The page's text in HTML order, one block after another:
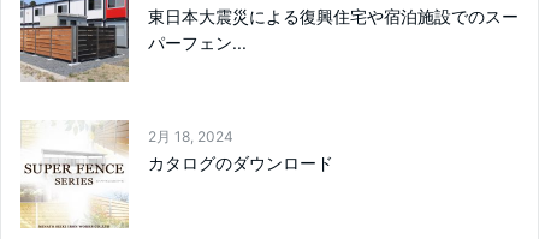
東日本大震災による復興住宅や宿泊施設でのスー
パーフェン...
2月 18, 2024
カタログのダウンロード